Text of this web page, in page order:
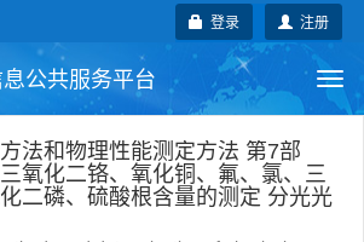
注册
登录
公共服务平台
行业标准 地方标准
企业标准 国际标准
法和物理性能测定方法 第7部
氧化二铬、氧化铜、氟、氯、三
二磷、硫酸根含量的测定 分光光